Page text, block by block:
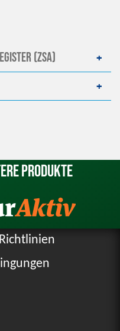
(ZSA)
Produkte